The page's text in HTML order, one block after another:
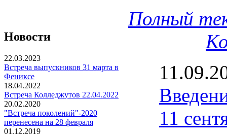
Новости
22.03.2023
Встреча выпускников 31 марта в
Фениксе
18.04.2022
Встреча Колледжутов 22.04.2022
20.02.2020
"Встреча поколений"-2020
перенесена на 28 февраля
01.12.2019
Полный
11